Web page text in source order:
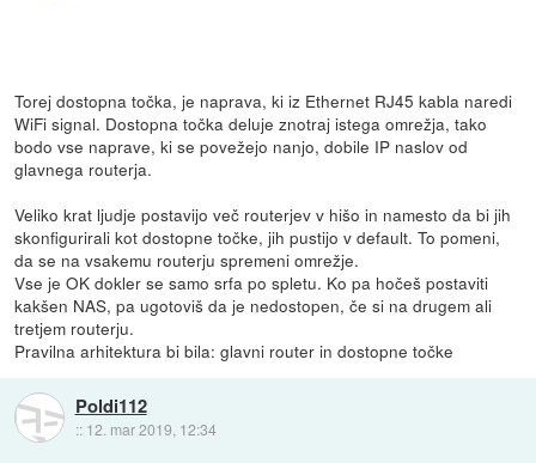
Torej dostopna točka, je naprava, ki iz Ethernet RJ45 kabla naredi
WiFi signal. Dostopna točka deluje znotraj istega omrežja, tako
bodo vse naprave, ki se povežejo nanjo, dobile IP naslov od
glavnega routerja.
Veliko krat ljudje postavijo več routerjev v hišo in namesto da bi jih
skonfigurirali kot dostopne točke, jih pustijo v default. To pomeni,
da se na vsakemu routerju spremeni omrežje.
Vse je OK dokler se samo srfa po spletu. Ko pa hočeš postaviti
kakšen NAS, pa ugotoviš da je nedostopen, če si na drugem ali
tretjem routerju.
Pravilna arhitektura bi bila: glavni router in dostopne točke
Poldi112
:: 12. mar 2019, 12:34